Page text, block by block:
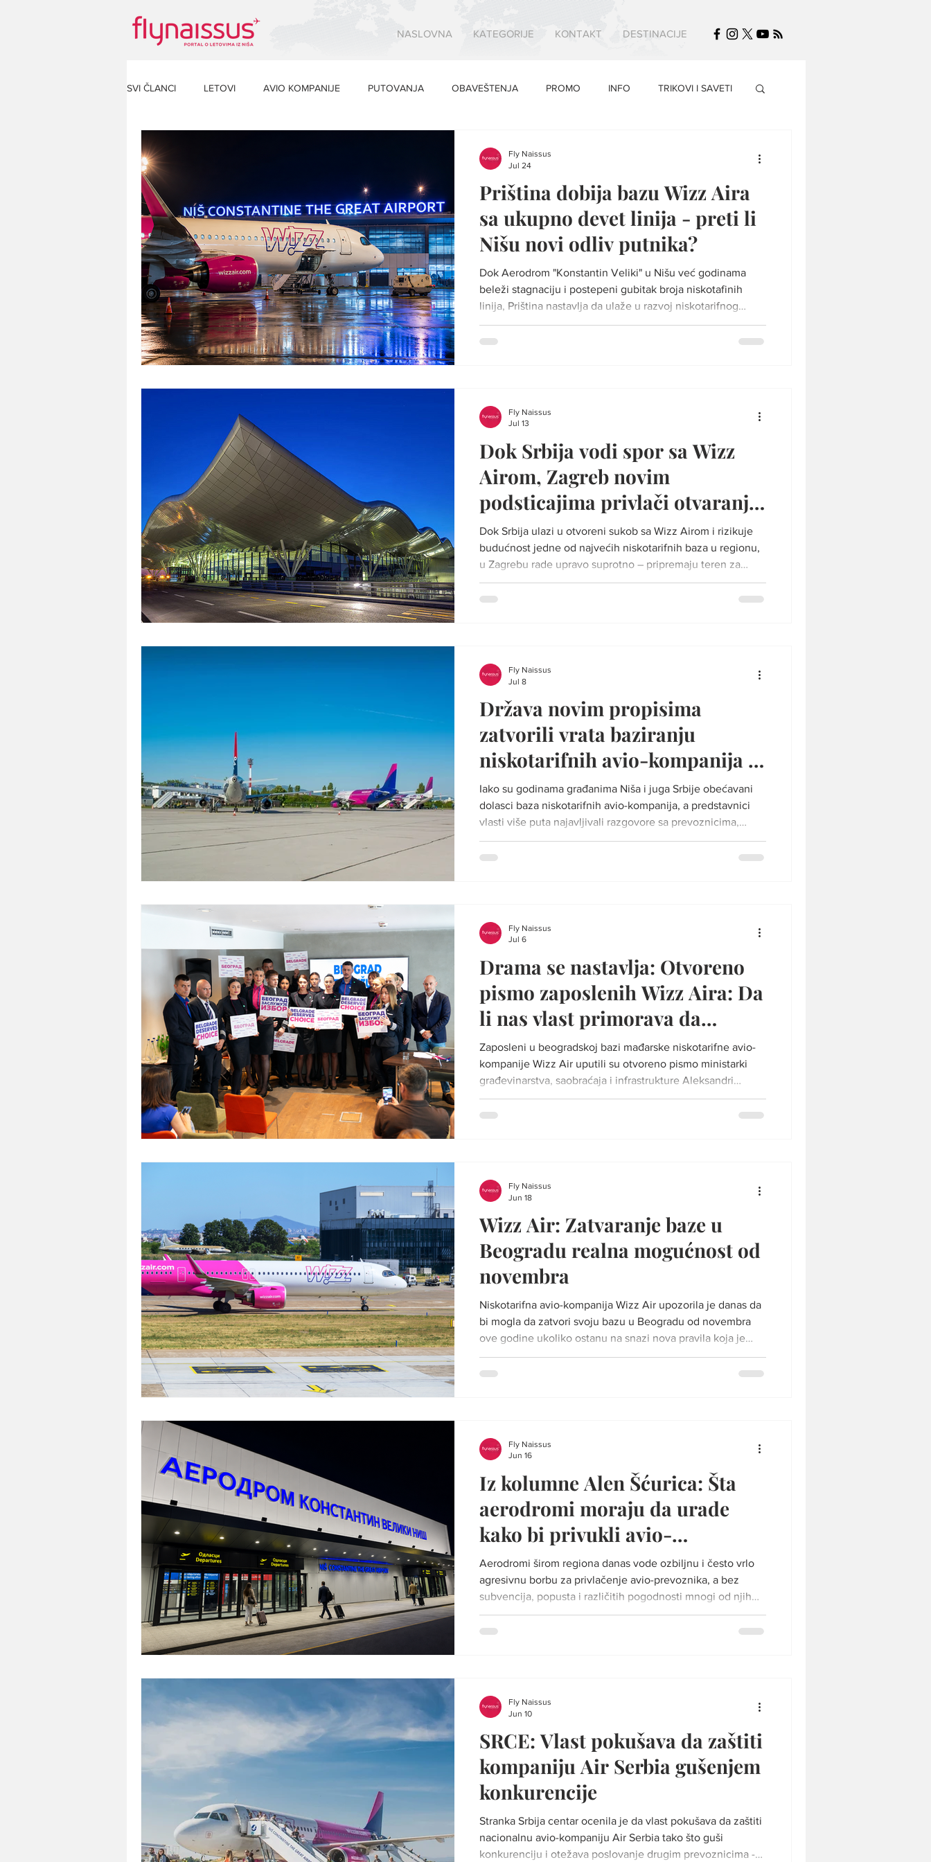
NASLOVNA KATEGORIJE KONTAKT DESTINACIJE
SVI ČLANCI LETOVI AVIO KOMPANIJE PUTOVANJA OBAVEŠTENJA PROMO INFO TRIKOVI I SAVETI
Priština dobija bazu Wizz Aira
sa ukupno devet linija - preti li
Nišu novi odliv putnika?
Dok Aerodrom "Konstantin Veliki" u Nišu već godinama
beleži stagnaciju i postepeni gubitak broja niskotafinih
linija, Priština nastavlja da ulaže u razvoj niskotarifnog
saobraćaja Ilustracija: Fly Naissus Najnoviji potez
predstavlja otvaranje baze mađarskog niskotarifnog
kojima je postao jedan od najznač
Fly Naissus
Jul 24
Dok Srbija vodi spor sa Wizz
Airom, Zagreb novim
podsticajima privlači otvaranje
baze
Dok Srbija ulazi u otvoreni sukob sa Wizz Airom i rizikuje
budućnost jedne od najvećih niskotarifnih baza u regionu,
u Zagrebu rade upravo suprotno – pripremaju teren za
dolazak iste te kompanije Ilustracija: Fly Naissus Dok Srbija
postavljaju administrativne prepreke, drugi nude
tačnom. Međunarodni aerodrom Zagreb p
Fly Naissus
Jul 13
Država novim propisima
zatvorili vrata baziranju
niskotarifnih avio-kompanija u
Nišu
Iako su godinama građanima Niša i juga Srbije obećavani
dolasci baza niskotarifnih avio-kompanija, a predstavnici
vlasti više puta najavljivali razgovore sa prevoznicima,
otvaranje novih radnih mesta i značajno širenje mreže
destinacija, nijedna niskotarifna avio-kompanija nikada nije
okviru on je praktično postao nemo
Fly Naissus
Jul 8
Drama se nastavlja: Otvoreno
pismo zaposlenih Wizz Aira: Da
li nas vlast primorava da
odemo iz Srbije?
Zaposleni u beogradskoj bazi mađarske niskotarifne avio-
kompanije Wizz Air uputili su otvoreno pismo ministarki
građevinarstva, saobraćaja i infrastrukture Aleksandri
Sofronijević, zahtevajući hitno razjašnjenje situacije
nastale nakon izmena pravilnika koje je u martu usvojio
već 16 godina. U otvorenom pis
Fly Naissus
Jul 6
Wizz Air: Zatvaranje baze u
Beogradu realna mogućnost od
novembra
Niskotarifna avio-kompanija Wizz Air upozorila je danas da
bi mogla da zatvori svoju bazu u Beogradu od novembra
ove godine ukoliko ostanu na snazi nova pravila koja je
usvojio Direktorat civilnog vazduhoplovstva Srbije. Foto:
exyuaviation Na konferenciji za medije održanoj u
rešenje sa nadležnim institucijama. Direkt
Fly Naissus
Jun 18
Iz kolumne Alen Šćurica: Šta
aerodromi moraju da urade
kako bi privukli avio-
prevoznike?
Aerodromi širom regiona danas vode ozbiljnu i često vrlo
agresivnu borbu za privlačenje avio-prevoznika, a bez
subvencija, popusta i različitih pogodnosti mnogi od njih
teško bi uspeli da zadrže postojeće ili otvore nove linije
Foto: Ilustracija Prema rečima vazduhoplovnog stručnjaka i
kompanije obilaze, već
Fly Naissus
Jun 16
SRCE: Vlast pokušava da zaštiti
kompaniju Air Serbia gušenjem
konkurencije
Stranka Srbija centar ocenila je da vlast pokušava da zaštiti
nacionalnu avio-kompaniju Air Serbia tako što guši
konkurenciju i otežava poslovanje drugim prevoznicima -
Fly Naissus
Jun 10